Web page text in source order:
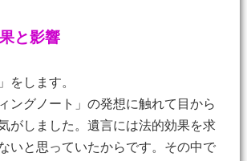
と影響
をします。
ングノート」の発想に触れて目から
がしました。遺言には法的効果を求
いと思っていたからです。その中で